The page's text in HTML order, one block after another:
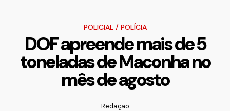
POLICIAL/ POLÍCIA
DOF apreende mais de 5
toneladas de Maconha no
mês de agosto
Redação